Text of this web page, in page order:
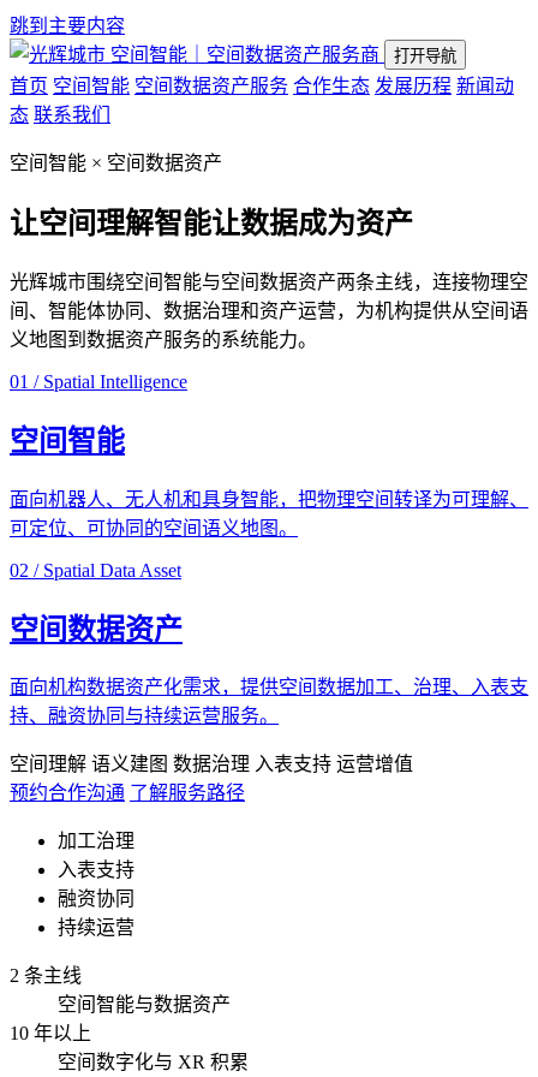
跳到主要内容
空间智能｜空间数据资产服务商
打开导航
首页 空间智能 空间数据资产服务 合作生态 发展历程 新闻动
态 联系我们
空间智能 × 空间数据资产
让空间理解智能让数据成为资产
光辉城市围绕空间智能与空间数据资产两条主线，连接物理空
间、智能体协同、数据治理和资产运营，为机构提供从空间语
义地图到数据资产服务的系统能力。
01 / Spatial Intelligence
空间智能
面向机器人、无人机和具身智能，把物理空间转译为可理解、
可定位、可协同的空间语义地图。
02 / Spatial Data Asset
空间数据资产
面向机构数据资产化需求，提供空间数据加工、治理、入表支
持、融资协同与持续运营服务。
空间理解 语义建图 数据治理 入表支持 运营增值
预约合作沟通 了解服务路径
加工治理
入表支持
融资协同
持续运营
2 条主线
空间智能与数据资产
10 年以上
空间数字化与 XR 积累